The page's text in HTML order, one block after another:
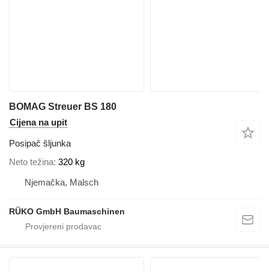
BOMAG Streuer BS 180
Cijena na upit
Posipač šljunka
Neto težina 320 kg
Njemačka, Malsch
RÜKO GmbH Baumaschinen